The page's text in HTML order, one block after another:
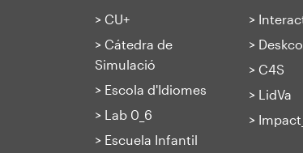
> CU+
> Cátedra de
Simulació
> Escola d'Idiomes
> Lab 0_6
> Escuela Infantil
>
>
> C4S
> LidVa
>